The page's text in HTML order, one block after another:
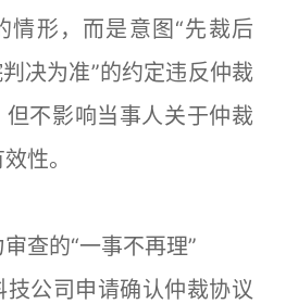
情形，而是意图“先裁后
决为准”的约定违反仲裁
但不影响当事人关于仲裁
性。
的“一事不再理”
司申请确认仲裁协议